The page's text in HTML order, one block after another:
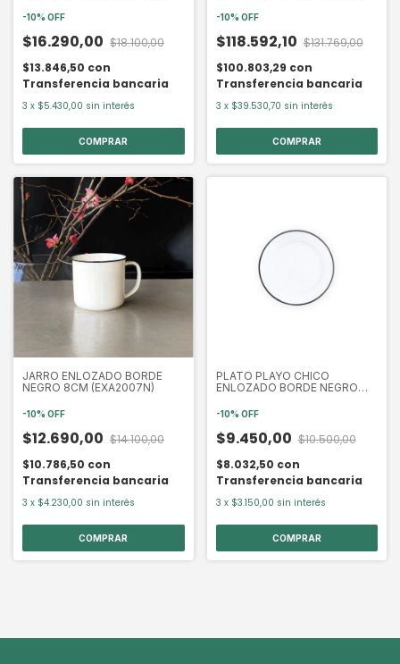
-10% OFF
$16.290,00 $18.100,00
$13.846,50 con
Transferencia bancaria
3 x $5.430,00 sin interés
-10% OFF
$118.592,10 $131.769,00
$100.803,29 con
Transferencia bancaria
3 x $39.530,70 sin interés
JARRO ENLOZADO BORDE
NEGRO 8CM (EXA2007N)
-10% OFF
$12.690,00 $14.100,00
$10.786,50 con
Transferencia bancaria
3 x $4.230,00 sin interés
PLATO PLAYO CHICO
ENLOZADO BORDE NEGRO
-10% OFF
$9.450,00 $10.500,00
$8.032,50 con
Transferencia bancaria
3 x $3.150,00 sin interés